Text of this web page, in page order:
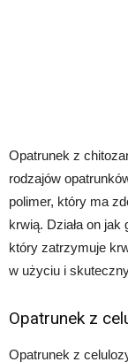
Opatrunek z
rodzajów
polimer, który ma
krwią. Działa on
który zatrzymuje
w użyciu i
Opatrunek z
Opatrunek z